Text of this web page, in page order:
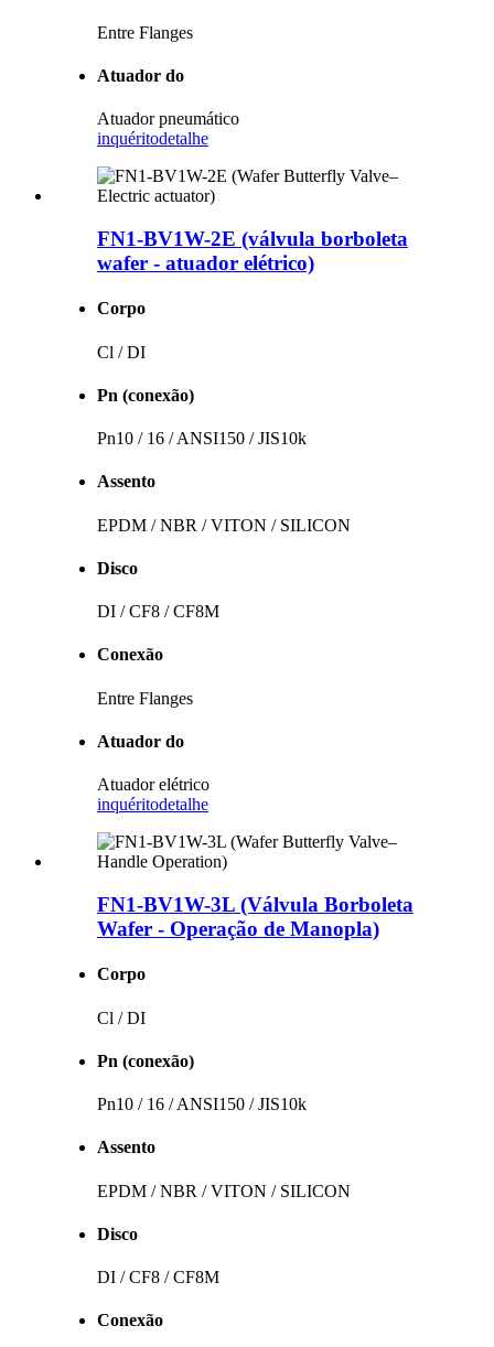
Entre Flanges
Atuador do
Atuador pneumático
inquéritodetalhe
FN1-BV1W-2E (válvula borboleta
wafer - atuador elétrico)
Corpo
Cl / DI
Pn (conexão)
Pn10 / 16 / ANSI150 / JIS10k
Assento
EPDM / NBR / VITON / SILICON
Disco
DI / CF8 / CF8M
Conexão
Entre Flanges
Atuador do
Atuador elétrico
inquéritodetalhe
FN1-BV1W-3L (Válvula Borboleta
Wafer - Operação de Manopla)
Corpo
Cl / DI
Pn (conexão)
Pn10 / 16 / ANSI150 / JIS10k
Assento
EPDM / NBR / VITON / SILICON
Disco
DI / CF8 / CF8M
Conexão